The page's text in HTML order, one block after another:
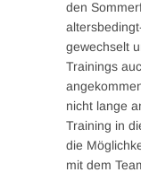
den
gewechselt
Trainings
nicht lange
Training in
die
mit dem